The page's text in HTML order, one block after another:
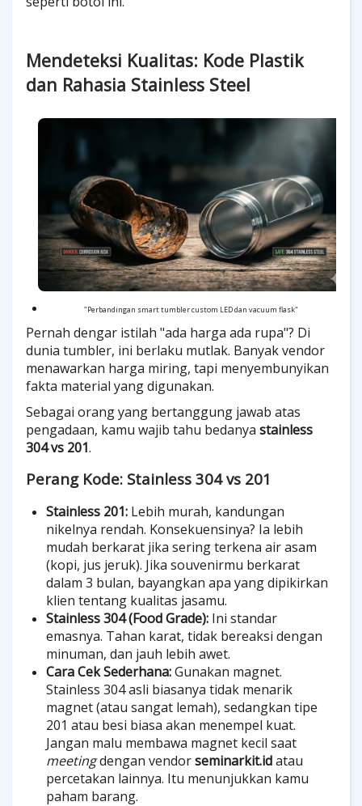
Mendeteksi Kualitas: Kode Plastik
dan Rahasia Stainless Steel
"Perbandingan smart tumbler custom LED dan vacuum flask"
Pernah dengar istilah "ada harga ada rupa"? Di
dunia tumbler, ini berlaku mutlak. Banyak vendor
menawarkan harga miring, tapi menyembunyikan
fakta material yang digunakan.
Sebagai orang yang bertanggung jawab atas
pengadaan, kamu wajib tahu bedanya stainless
304 vs 201.
Perang Kode: Stainless 304 vs 201
Stainless 201: Lebih murah, kandungan
nikelnya rendah. Konsekuensinya? Ia lebih
mudah berkarat jika sering terkena air asam
(kopi, jus jeruk). Jika souvenirmu berkarat
dalam 3 bulan, bayangkan apa yang dipikirkan
klien tentang kualitas jasamu.
Stainless 304 (Food Grade): Ini standar
emasnya. Tahan karat, tidak bereaksi dengan
minuman, dan jauh lebih awet.
Cara Cek Sederhana:Gunakan magnet.
Stainless 304 asli biasanya tidak menarik
magnet (atau sangat lemah), sedangkan tipe
201 atau besi biasa akan menempel kuat.
Jangan malu membawa magnet kecil saat
meetingdengan vendorseminarkit.idatau
percetakan lainnya. Itu menunjukkan kamu
paham barang.